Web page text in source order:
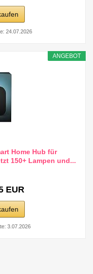
24.07.2026
ANGEBOT
Home Hub für
150+ Lampen und...
EUR
3.07.2026